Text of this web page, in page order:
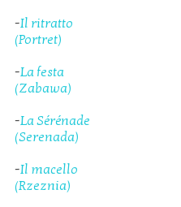
-Il ritratto
(Portret)
-La festa
(Zabawa)
-La Sérénade
(Serenada)
-Il macello
(Rzeznia)